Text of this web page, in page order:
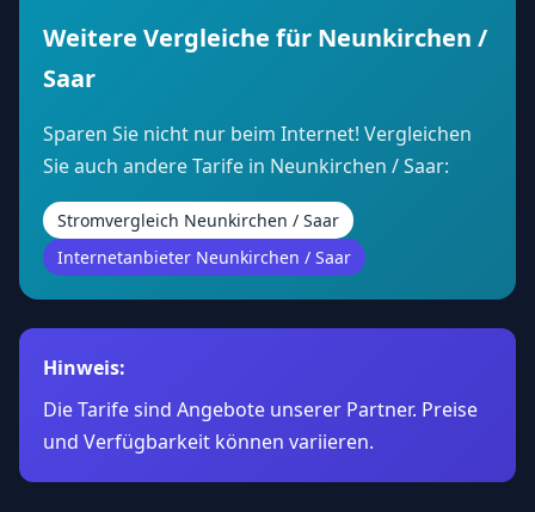
Weitere Vergleiche für Neunkirchen /
Saar
Sparen Sie nicht nur beim Internet! Vergleichen
Sie auch andere Tarife in Neunkirchen / Saar:
Stromvergleich Neunkirchen / Saar
Internetanbieter Neunkirchen / Saar
Hinweis:
Die Tarife sind Angebote unserer Partner. Preise
und Verfügbarkeit können variieren.